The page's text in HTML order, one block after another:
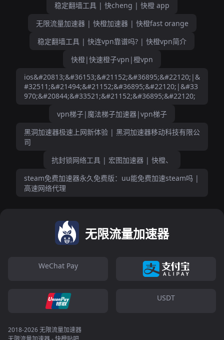
稳定翻墙工具 | 快cheng | 快橙 app
无限流量加速器 | 快橙加速器 | 快橙fast orange
稳定翻墙工具 | 快连vpn靠谱吗? | 快橙vpn简介
快橙|快速橙子vpn|橙vpn
ios&#20813;&#36153;&#21152;&#36895;&#22120;|&
#32511;&#21494;&#21152;&#36895;&#22120;|&#33
970;&#20844;&#33521;&#21152;&#36895;&#22120;
vpn梯子|魔法梯子加速器|vpn梯子
黑洞加速器极速上网新体验 | 黑洞加速器移动科技有限公
司
抗封锁网络工具 | 宏图加速器 | 快橙、
steam免费加速器永久免费版：uu能免费加速steam吗 |
高速网络代理
无限流量加速器
WeChat Pay
USDT
2018-2026 无限流量加速器